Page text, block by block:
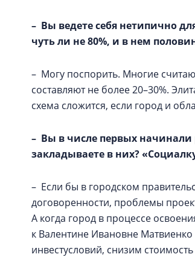
– Вы ведете себя нетипично
чуть ли не 80%, и в нем
– Могу поспорить. Многие
составляют не более 20–30%.
схема сложится, если город и
– Вы в числе первых
закладываете в них?
– Если бы в городском
договоренности, проблемы
А когда город в процессе
к Валентине Ивановне Матвиенко
инвестусловий, снизим